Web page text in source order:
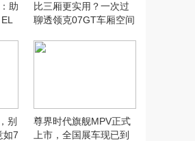
助
比三厢更实用？一次过
聊透领克07GT车厢空间
别
如7
尊界时代旗舰MPV正式
上市，全国展车现已到